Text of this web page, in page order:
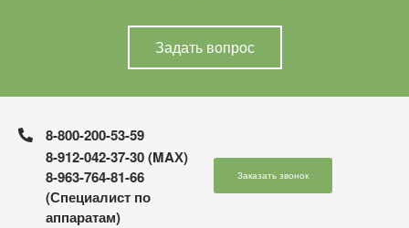
Задать вопрос
8-800-200-53-59
8-912-042-37-30 (MAХ)
8-963-764-81-66
(Специалист по
аппаратам)
Заказать звонок